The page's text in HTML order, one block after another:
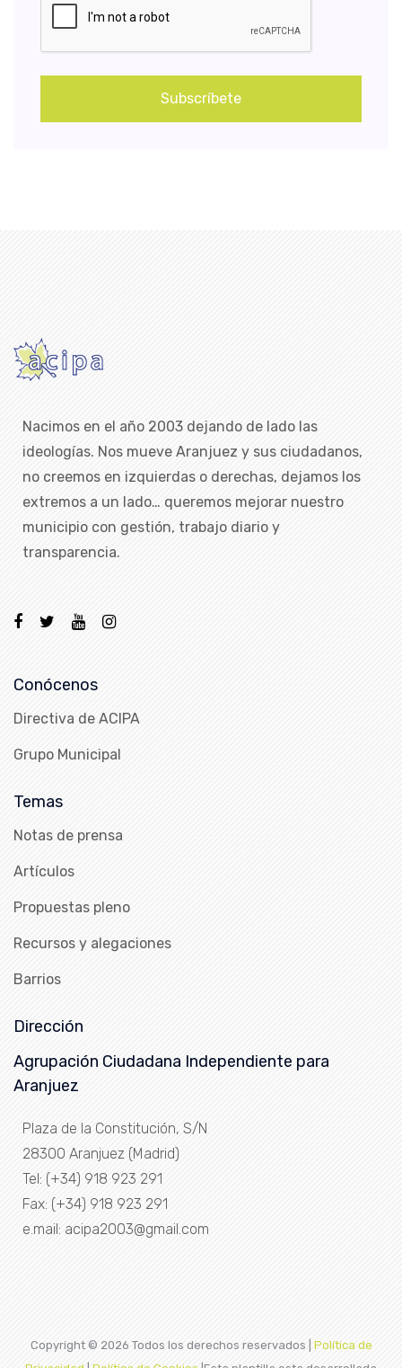
Subscríbete
Nacimos en el año 2003 dejando de lado las
ideologías. Nos mueve Aranjuez y sus ciudadanos,
no creemos en izquierdas o derechas, dejamos los
extremos a un lado… queremos mejorar nuestro
municipio con gestión, trabajo diario y
transparencia.
Conócenos
Directiva de ACIPA
Grupo Municipal
Temas
Notas de prensa
Artículos
Propuestas pleno
Recursos y alegaciones
Barrios
Dirección
Agrupación Ciudadana Independiente para
Aranjuez
Plaza de la Constitución, S/N
28300 Aranjuez (Madrid)
Tel: (+34) 918 923 291
Fax: (+34) 918 923 291
e.mail: acipa2003@gmail.com
Copyright © 2026 Todos los derechos reservados | Política de